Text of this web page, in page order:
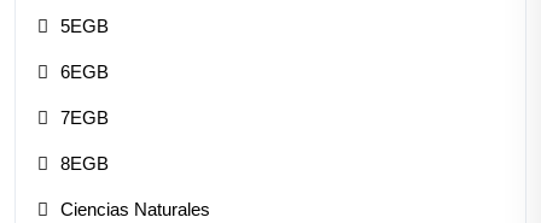
5EGB
6EGB
7EGB
8EGB
Ciencias Naturales